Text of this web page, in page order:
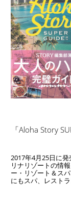
「Aloha Story
2017年4月25日に
リナリゾートの情
ー・リゾート＆ス
にもスパ、レスト